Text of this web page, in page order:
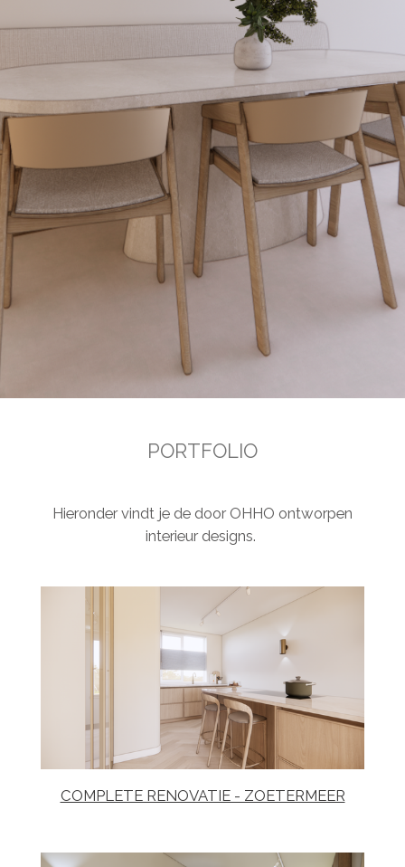
PORTFOLIO
Hieronder vindt je de door OHHO ontworpen
interieur designs.
COMPLETE RENOVATIE - ZOETERMEER